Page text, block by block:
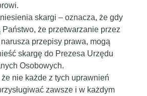
skargi – oznacza, że gdy
że przetwarzanie przez
przepisy prawa, mogą
skargę do Prezesa Urzędu
Osobowych.
nie każde z tych uprawnień
zawsze i w każdym